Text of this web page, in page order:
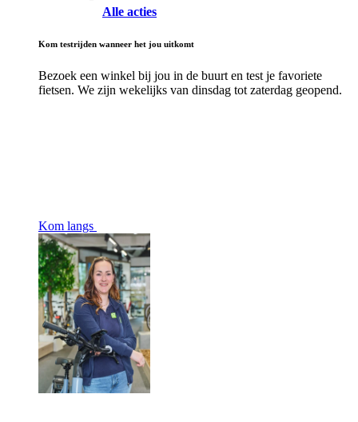
Alle acties
Kom testrijden wanneer het jou uitkomt
Bezoek een winkel bij jou in de buurt en test je favoriete
fietsen. We zijn wekelijks van dinsdag tot zaterdag geopend.
Kom langs